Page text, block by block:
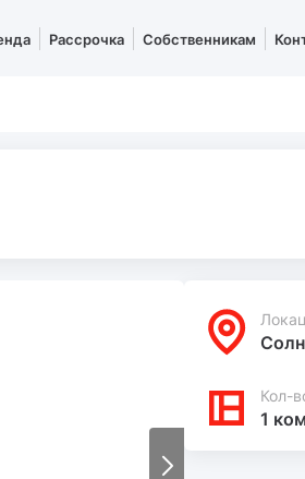
Рассрочка Собственникам
Кол-
1